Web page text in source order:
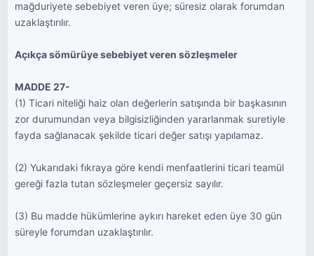
mağduriyete sebebiyet veren üye; süresiz olarak forumdan
uzaklaştırılır.
Açıkça sömürüye sebebiyet veren sözleşmeler
MADDE 27-
(1) Ticari niteliği haiz olan değerlerin satışında bir başkasının
zor durumundan veya bilgisizliğinden yararlanmak suretiyle
fayda sağlanacak şekilde ticari değer satışı yapılamaz.
(2) Yukarıdaki fıkraya göre kendi menfaatlerini ticari teamül
gereği fazla tutan sözleşmeler geçersiz sayılır.
(3) Bu madde hükümlerine aykırı hareket eden üye 30 gün
süreyle forumdan uzaklaştırılır.